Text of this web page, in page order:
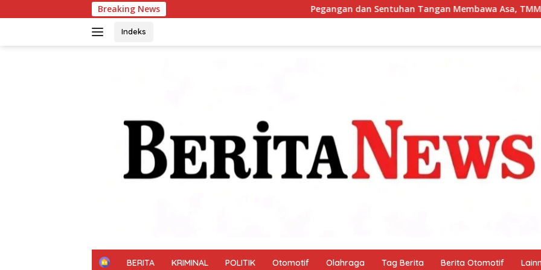
ke
Breaking News Pegangan dan Sentuhan Tangan Membawa Asa, TMMD Sengkuyung Tahap III TA.
Indeks
H
BERITA KRIMINAL POLITIK Otomotif Olahraga Tag Berita Berita Otomotif